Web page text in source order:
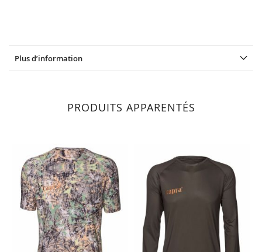
Plus d’information
PRODUITS APPARENTÉS